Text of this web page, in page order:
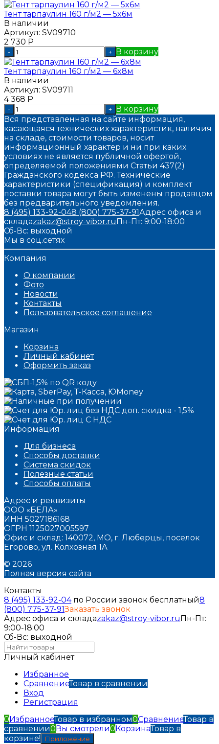
Тент тарпаулин 160 г/м2 — 5x6м
В наличии
Артикул: SV09710
2 730 Р
- + В корзину
Тент тарпаулин 160 г/м2 — 6x8м
В наличии
Артикул: SV09711
4 368 Р
- + В корзину
Вся представленная на сайте информация,
касающаяся технических характеристик, наличия
на складе, стоимости товаров, носит
информационный характер и ни при каких
условиях не является публичной офертой,
определяемой положениями Статьи 437(2)
Гражданского кодекса РФ. Технические
характеристики (спецификация) и комплект
поставки товара могут быть изменены продавцом
без предварительного уведомления.
8 (495) 133-92-048 (800) 775-37-91Адрес офиса и
складаzakaz@stroy-vibor.ruПн-Пт: 9:00-18:00
Сб-Вс: выходной
Мы в соц.сетях
Компания
О компании
Фото
Новости
Контакты
Пользовательское соглашение
Магазин
Корзина
Личный кабинет
Оформить заказ
Информация
Для бизнеса
Способы доставки
Система скидок
Полезные статьи
Способы оплаты
Адрес и реквизиты
ООО «БЕЛА»
ИНН 5027186168
ОГРН 1125027005597
Офис и склад: 140072, МО, г. Люберцы, поселок
Егорово, ул. Колхозная 1А
© 2026
Полная версия сайта
Контакты
8 (495) 133-92-04по России звонок бесплатный8
(800) 775-37-91Заказать звонок
Адрес офиса и складаzakaz@stroy-vibor.ruПн-Пт:
9:00-18:00
Сб-Вс: выходной
Личный кабинет
Избранное
СравнениеТовар в сравнении
Вход
Регистрация
0ИзбранноеТовар в избранном0СравнениеТовар в
сравнении0Вы смотрели0КорзинаТовар в
корзине!
Приложение